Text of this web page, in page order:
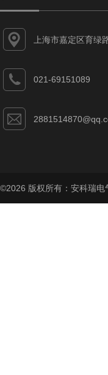
上海市嘉定区育绿
021-69151089
©2026 版权所有：安科瑞